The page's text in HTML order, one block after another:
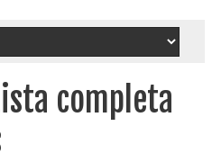
completa